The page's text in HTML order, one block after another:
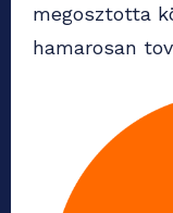
megosztotta
hamarosan